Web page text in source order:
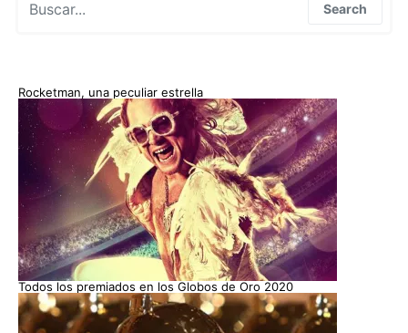
Search
Rocketman, una peculiar estrella
Todos los premiados en los Globos de Oro 2020